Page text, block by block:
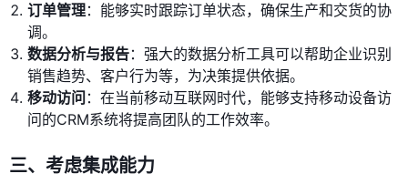
订单管理：能够实时跟踪订单状态，确保生产和交货的协
调。
数据分析与报告：强大的数据分析工具可以帮助企业识别
销售趋势、客户行为等，为决策提供依据。
移动访问 ：在当前移动互联网时代，能够支持移动设备访
问的CRM系统将提高团队的工作效率。
三、考虑集成能力